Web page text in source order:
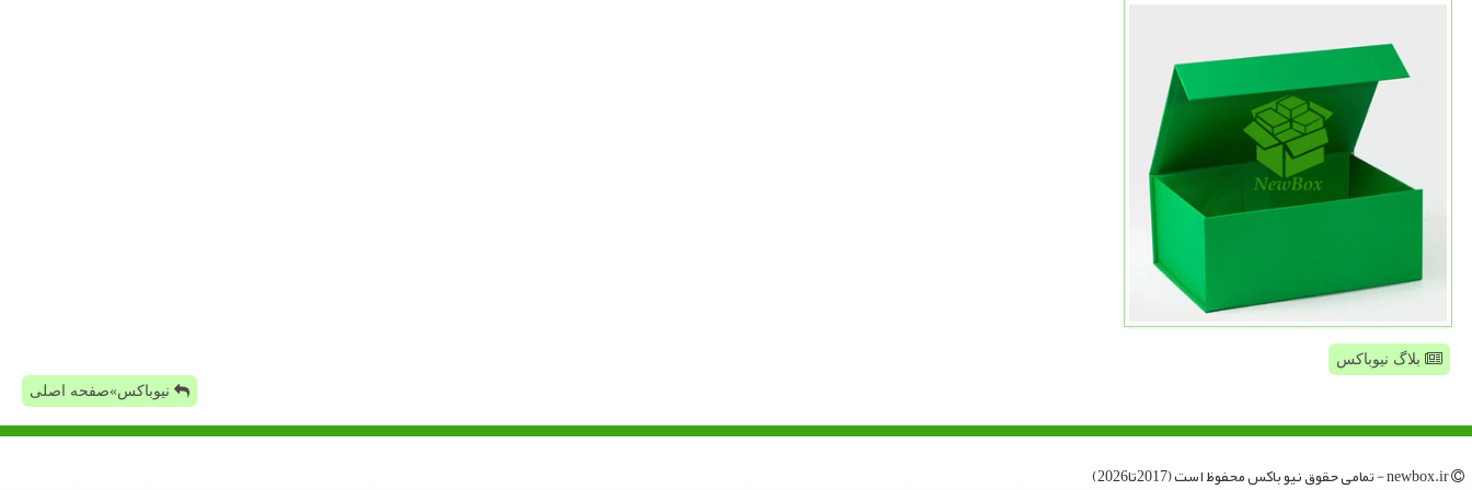
بلاگ نیوباکس
نیوباکس»صفحه اصلی